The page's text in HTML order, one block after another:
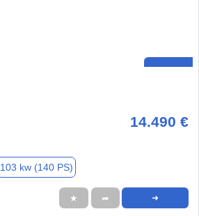
14.490 €
103 kw (140 PS)
★ ➦ ➜